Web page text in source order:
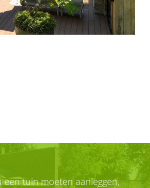
een tuin moeten aanleggen,